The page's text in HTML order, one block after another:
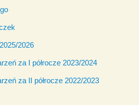
2026
za I półrocze 2023/2024
za II półrocze 2022/2023